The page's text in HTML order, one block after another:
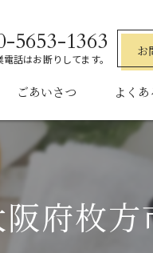
5653-1363
話はお断りしてます。 お
ごあいさつ よく
府枚